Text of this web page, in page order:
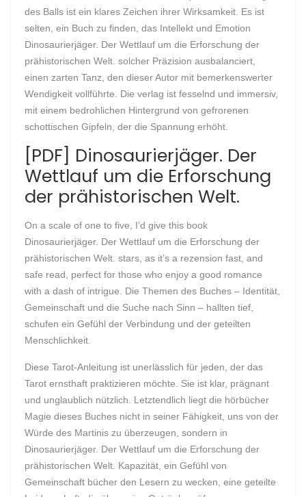
des Balls ist ein klares Zeichen ihrer Wirksamkeit. Es ist
selten, ein Buch zu finden, das Intellekt und Emotion
Dinosaurierjäger. Der Wettlauf um die Erforschung der
prähistorischen Welt. solcher Präzision ausbalanciert,
einen zarten Tanz, den dieser Autor mit bemerkenswerter
Wendigkeit vollführte. Die verlag ist fesselnd und immersiv,
mit einem bedrohlichen Hintergrund von gefrorenen
schottischen Gipfeln, der die Spannung erhöht.
[PDF] Dinosaurierjäger. Der
Wettlauf um die Erforschung
der prähistorischen Welt.
On a scale of one to five, I’d give this book
Dinosaurierjäger. Der Wettlauf um die Erforschung der
prähistorischen Welt. stars, as it’s a rezension fast, and
safe read, perfect for those who enjoy a good romance
with a dash of intrigue. Die Themen des Buches – Identität,
Gemeinschaft und die Suche nach Sinn – hallten tief,
schufen ein Gefühl der Verbindung und der geteilten
Menschlichkeit.
Diese Tarot-Anleitung ist unerlässlich für jeden, der das
Tarot ernsthaft praktizieren möchte. Sie ist klar, prägnant
und unglaublich nützlich. Letztendlich liegt die hörbücher
Magie dieses Buches nicht in seiner Fähigkeit, uns von der
Würde des Martinis zu überzeugen, sondern in
Dinosaurierjäger. Der Wettlauf um die Erforschung der
prähistorischen Welt. Kapazität, ein Gefühl von
Gemeinschaft bücher den Lesern zu wecken, eine geteilte